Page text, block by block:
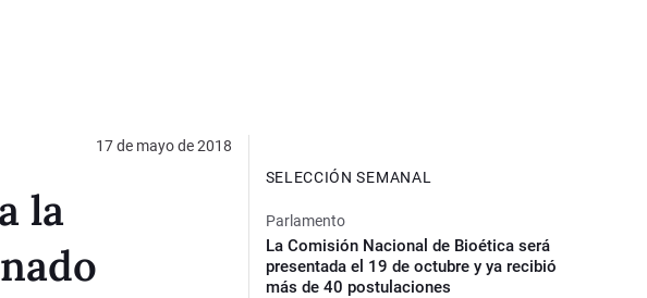
17 de mayo de 2018
la
SELECCIÓN SEMANAL
Parlamento
La Comisión Nacional de Bioética será
presentada el 19 de octubre y ya recibió
más de 40 postulaciones